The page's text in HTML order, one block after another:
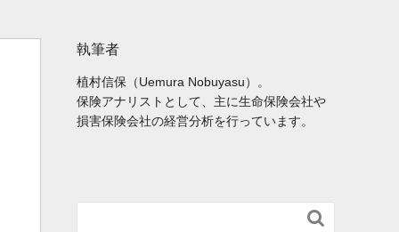
執筆者
植村信保（Uemura Nobuyasu）。
保険アナリストとして、主に生命保険会社や
損害保険会社の経営分析を行っています。
